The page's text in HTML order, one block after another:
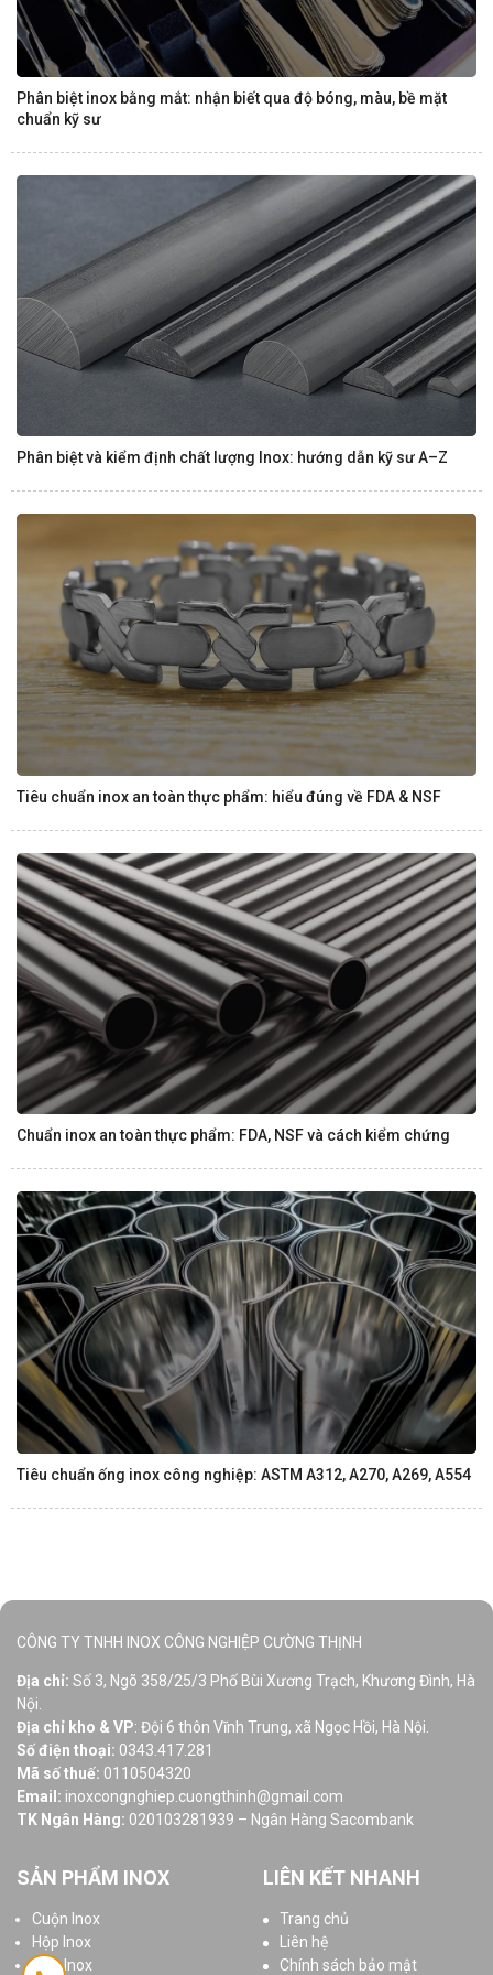
Phân biệt inox bằng mắt: nhận biết qua độ bóng, màu, bề mặt
chuẩn kỹ sư
Phân biệt và kiểm định chất lượng Inox: hướng dẫn kỹ sư A–Z
Tiêu chuẩn inox an toàn thực phẩm: hiểu đúng về FDA & NSF
Chuẩn inox an toàn thực phẩm: FDA, NSF và cách kiểm chứng
Tiêu chuẩn ống inox công nghiệp: ASTM A312, A270, A269, A554
CÔNG TY TNHH INOX CÔNG NGHIỆP CƯỜNG THỊNH
Địa chỉ: Số 3, Ngõ 358/25/3 Phố Bùi Xương Trạch, Khương Đình, Hà
Nội.
Địa chỉ kho & VP: Đội 6 thôn Vĩnh Trung, xã Ngọc Hồi, Hà Nội.
Số điện thoại: 0343.417.281
Mã số thuế: 0110504320
Email: inoxcongnghiep.cuongthinh@gmail.com
TK Ngân Hàng: 020103281939 – Ngân Hàng Sacombank
SẢN PHẨM INOX
Cuộn Inox
Hộp Inox
Ống Inox
LIÊN KẾT NHANH
Trang chủ
Liên hệ
Chính sách bảo mật